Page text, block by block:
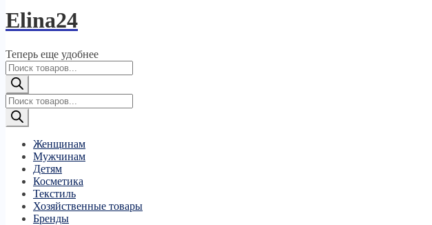
Elina24
Теперь еще удобнее
Поиск
товаров
Поиск
товаров
Женщинам
Мужчинам
Детям
Косметика
Текстиль
Хозяйственные товары
Бренды